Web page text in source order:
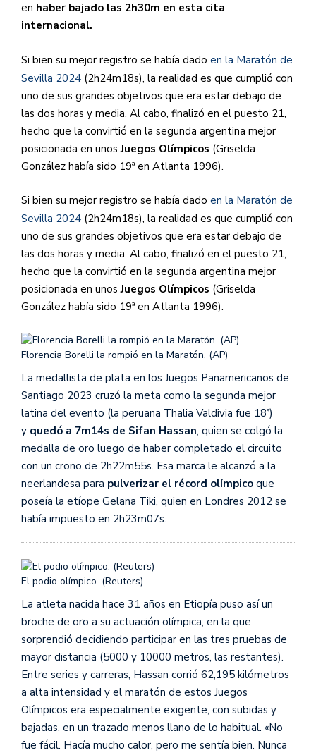
en haber bajado las 2h30m en esta cita
internacional.
Si bien su mejor registro se había dado en la Maratón de
Sevilla 2024 (2h24m18s), la realidad es que cumplió con
uno de sus grandes objetivos que era estar debajo de
las dos horas y media. Al cabo, finalizó en el puesto 21,
hecho que la convirtió en la segunda argentina mejor
posicionada en unosJuegos Olímpicos (Griselda
González había sido 19ª en Atlanta 1996).
Si bien su mejor registro se había dado en la Maratón de
Sevilla 2024 (2h24m18s), la realidad es que cumplió con
uno de sus grandes objetivos que era estar debajo de
las dos horas y media. Al cabo, finalizó en el puesto 21,
hecho que la convirtió en la segunda argentina mejor
posicionada en unosJuegos Olímpicos (Griselda
González había sido 19ª en Atlanta 1996).
Florencia Borelli la rompió en la Maratón. (AP)
La medallista de plata en los Juegos Panamericanos de
Santiago 2023 cruzó la meta como la segunda mejor
latina del evento (la peruana Thalia Valdivia fue 18ª)
y quedó a 7m14s de Sifan Hassan, quien se colgó la
medalla de oro luego de haber completado el circuito
con un crono de 2h22m55s. Esa marca le alcanzó a la
neerlandesa para pulverizar el récord olímpico que
poseía la etíope Gelana Tiki, quien en Londres 2012 se
había impuesto en 2h23m07s.
El podio olímpico. (Reuters)
La atleta nacida hace 31 años en Etiopía puso así un
broche de oro a su actuación olímpica, en la que
sorprendió decidiendo participar en las tres pruebas de
mayor distancia (5000 y 10000 metros, las restantes).
Entre series y carreras, Hassan corrió 62,195 kilómetros
a alta intensidad y el maratón de estos Juegos
Olímpicos era especialmente exigente, con subidas y
bajadas, en un trazado menos llano de lo habitual. «No
fue fácil. Hacía mucho calor, pero me sentía bien. Nunca